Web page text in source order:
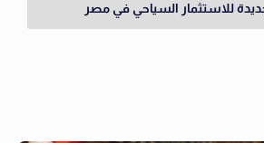
للاستثمار السياحي في مصر